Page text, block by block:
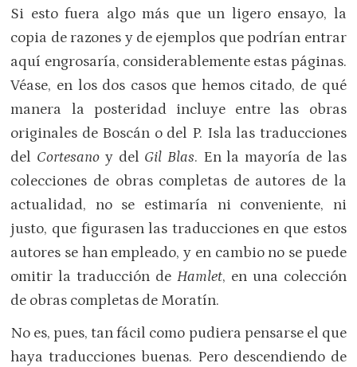
Si esto fuera algo más que un ligero ensayo, la
copia de razones y de ejemplos que podrían entrar
aquí engrosaría, considerablemente estas páginas.
Véase, en los dos casos que hemos citado, de qué
manera la posteridad incluye entre las obras
originales de Boscán o del P. Isla las traducciones
del Cortesano y del Gil Blas. En la mayoría de las
colecciones de obras completas de autores de la
actualidad, no se estimaría ni conveniente, ni
justo, que figurasen las traducciones en que estos
autores se han empleado, y en cambio no se puede
omitir la traducción de Hamlet, en una colección
de obras completas de Moratín.
No es, pues, tan fácil como pudiera pensarse el que
haya traducciones buenas. Pero descendiendo de